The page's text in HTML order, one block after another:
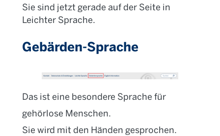
Sie sind jetzt gerade auf der Seite in
Leichter Sprache.
Gebärden-Sprache
Das ist eine besondere Sprache für
gehörlose Menschen.
Sie wird mit den Händen gesprochen.